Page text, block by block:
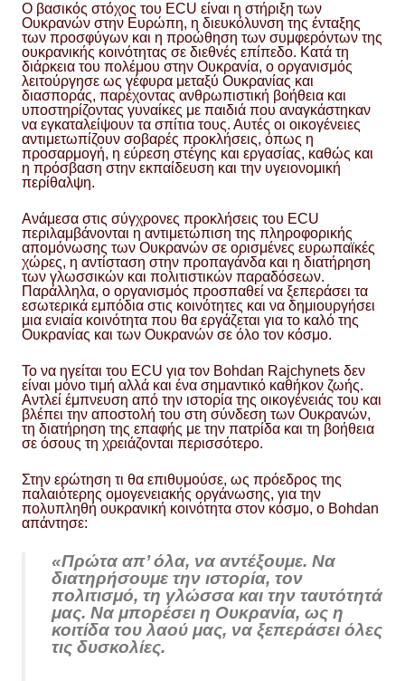
Ο βασικός στόχος του ECU είναι η στήριξη των
Ουκρανών στην Ευρώπη, η διευκόλυνση της ένταξης
των προσφύγων και η προώθηση των συμφερόντων της
ουκρανικής κοινότητας σε διεθνές επίπεδο. Κατά τη
διάρκεια του πολέμου στην Ουκρανία, ο οργανισμός
λειτούργησε ως γέφυρα μεταξύ Ουκρανίας και
διασποράς, παρέχοντας ανθρωπιστική βοήθεια και
υποστηρίζοντας γυναίκες με παιδιά που αναγκάστηκαν
να εγκαταλείψουν τα σπίτια τους. Αυτές οι οικογένειες
αντιμετωπίζουν σοβαρές προκλήσεις, όπως η
προσαρμογή, η εύρεση στέγης και εργασίας, καθώς και
η πρόσβαση στην εκπαίδευση και την υγειονομική
περίθαλψη.
Ανάμεσα στις σύγχρονες προκλήσεις του ECU
περιλαμβάνονται η αντιμετώπιση της πληροφορικής
απομόνωσης των Ουκρανών σε ορισμένες ευρωπαϊκές
χώρες, η αντίσταση στην προπαγάνδα και η διατήρηση
των γλωσσικών και πολιτιστικών παραδόσεων.
Παράλληλα, ο οργανισμός προσπαθεί να ξεπεράσει τα
εσωτερικά εμπόδια στις κοινότητες και να δημιουργήσει
μια ενιαία κοινότητα που θα εργάζεται για το καλό της
Ουκρανίας και των Ουκρανών σε όλο τον κόσμο.
Το να ηγείται του ECU για τον Bohdan Rajchynets δεν
είναι μόνο τιμή αλλά και ένα σημαντικό καθήκον ζωής.
Αντλεί έμπνευση από την ιστορία της οικογένειάς του και
βλέπει την αποστολή του στη σύνδεση των Ουκρανών,
τη διατήρηση της επαφής με την πατρίδα και τη βοήθεια
σε όσους τη χρειάζονται περισσότερο.
Στην ερώτηση τι θα επιθυμούσε, ως πρόεδρος της
παλαιότερης ομογενειακής οργάνωσης, για την
πολυπληθή ουκρανική κοινότητα στον κόσμο, ο Bohdan
απάντησε:
«Πρώτα απ’ όλα, να αντέξουμε. Να
διατηρήσουμε την ιστορία, τον
πολιτισμό, τη γλώσσα και την ταυτότητά
μας. Να μπορέσει η Ουκρανία, ως η
κοιτίδα του λαού μας, να ξεπεράσει όλες
τις δυσκολίες.